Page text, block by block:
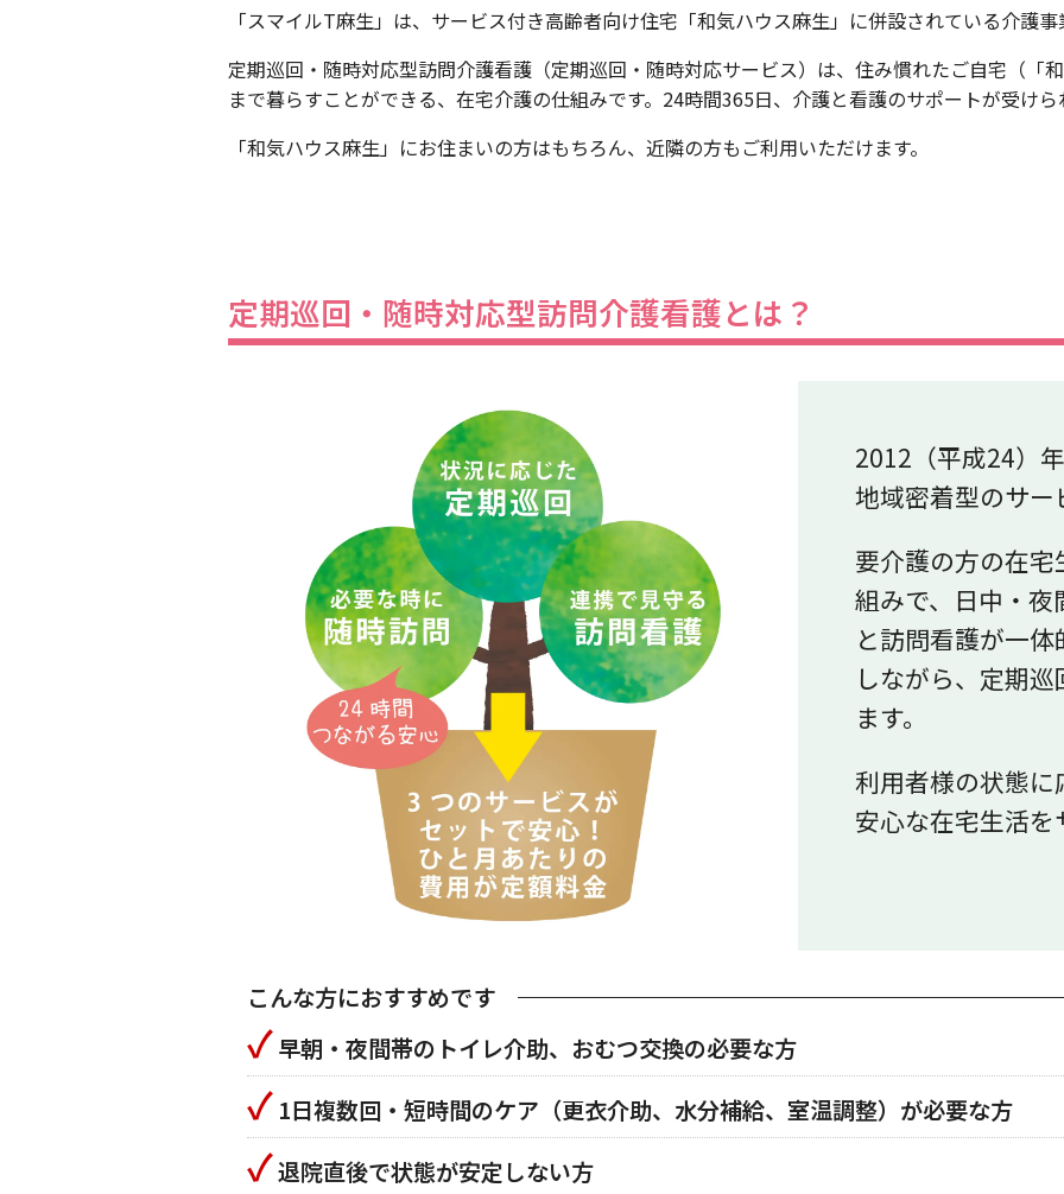
「スマイルT麻生」は、サービス付き高齢者向け住宅「和気ハウス麻生」に併設されている介護事
定期巡回・随時対応型訪問介護看護（定期巡回・随時対応サービス）は、住み慣れたご自宅（「
まで暮らすことができる、在宅介護の仕組みです。24時間365日、介護と看護のサポートが受けら
「和気ハウス麻生」にお住まいの方はもちろん、近隣の方もご利用いただけます。
定期巡回・随時対応型訪問介護看護とは？
2012（平成24）
地域密着型のサー
要介護の方の在
組みで、日中・
と訪問看護が一
しながら、定期
ます。
利用者様の状態
安心な在宅生活
こんな方におすすめです
✓早朝・夜間帯のトイレ介助、おむつ交換の必要な方
✓ 1日複数回・短時間のケア（更衣介助、水分補給、室温調整）が必要な方
✓退院直後で状態が安定しない方